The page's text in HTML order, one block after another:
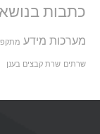
כתבות בנושא IT
מערכות מידע
שרתים שרת קבצים בענן